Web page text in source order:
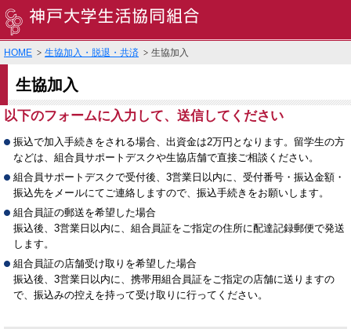
HOME 生協加入・脱退・共済 生協加入
生協加入
以下のフォームに入力して、送信してください
振込で加入手続きをされる場合、出資金は2万円となります。留学生の方
などは、組合員サポートデスクや生協店舗で直接ご相談ください。
組合員サポートデスクで受付後、3営業日以内に、受付番号・振込金額・
振込先をメールにてご連絡しますので、振込手続きをお願いします。
組合員証の郵送を希望した場合
振込後、3営業日以内に、組合員証をご指定の住所に配達記録郵便で発送
します。
組合員証の店舗受け取りを希望した場合
振込後、3営業日以内に、携帯用組合員証をご指定の店舗に送りますの
で、振込みの控えを持って受け取りに行ってください。